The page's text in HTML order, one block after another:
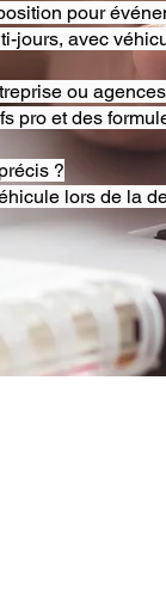
pour
jours, avec
ou
pro et des
?
lors de la